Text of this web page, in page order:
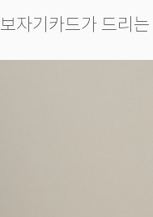
보자기카드가 드리는